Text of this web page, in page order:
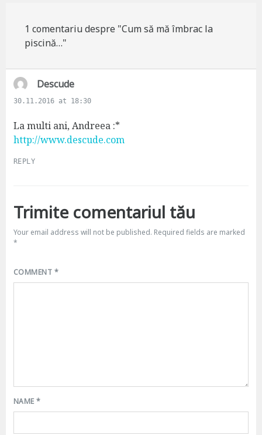
1 comentariu despre "Cum să mă îmbrac la
piscină…"
Descudes
a
s
:
30.11.2016 at 18:30
La multi ani, Andreea :*
http://www.descude.com
REPLY
Trimite comentariul tău
Your email address will not be published. Required fields are marked
*
COMMENT *
NAME*